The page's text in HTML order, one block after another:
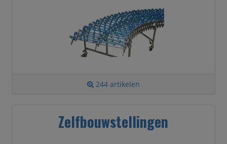
244 artikelen
Zelfbouwstellingen